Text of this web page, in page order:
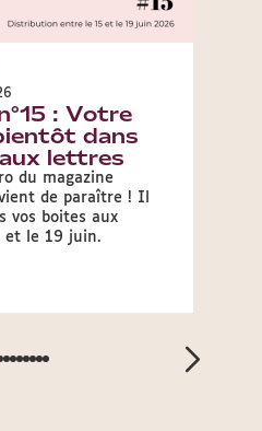
: Votre
dans
lettres
du magazine
de paraître ! Il
vos boites aux
et le 19 juin.